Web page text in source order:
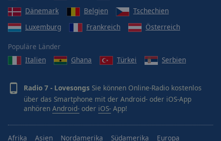
Dänemark
Belgien
Tschechien
Luxemburg
Frankreich Österreich
Populäre Länder
Italien
Ghana Türkei Serbien
Radio 7 - Lovesongs Sie können Online-Radio kostenlos
über das Smartphone mit der Android- oder iOS-App
anhören Android- oder iOS- App!
Afrika Asien Nordamerika Südamerika Europa